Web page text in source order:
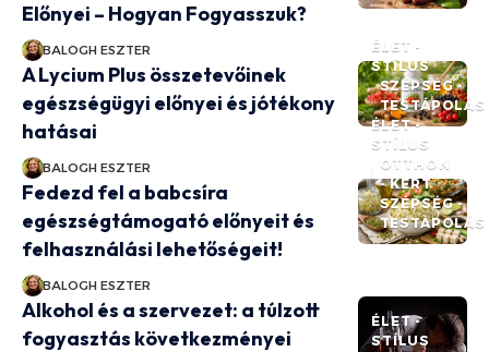
Előnyei – Hogyan Fogyasszuk?
BALOGH ESZTER
ÉLET -
STÍLUS
SZÉPSÉG -
TESTÁPOLÁS
A Lycium Plus összetevőinek
egészségügyi előnyei és jótékony
hatásai
BALOGH ESZTER
ÉLET -
STÍLUS
OTTHON
- KERT
SZÉPSÉG -
TESTÁPOLÁS
Fedezd fel a babcsíra
egészségtámogató előnyeit és
felhasználási lehetőségeit!
BALOGH ESZTER
ÉLET -
STÍLUS
Alkohol és a szervezet: a túlzott
fogyasztás következményei